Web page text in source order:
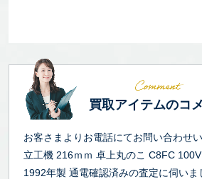
買取アイテムのコ
お客さまよりお電話にてお問い合わせ
立工機 216ｍｍ 卓上丸のこ C8FC
1992年製 通電確認済みの査定に伺いま